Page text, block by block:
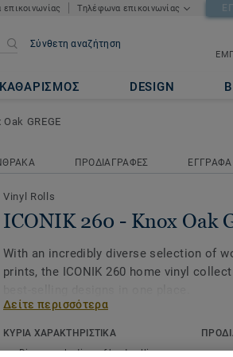
Τηλέφωνα επικοινωνίας
Σύνθετη αναζήτηση
DESIGN
Oak GREGE
ΠΡΟΔΙΑΓΡΑΦΕΣ ΕΓΓΡΑΦΑ
Vinyl Rolls
ICONIK 260 - Knox Oak
With an incredibly diverse selection of
prints, the ICONIK 260 home vinyl
Δείτε περισσότερα
ΚΥΡΙΑ ΧΑΡΑΚΤΗΡΙΣΤΙΚΑ
Diverse selection of best-selling